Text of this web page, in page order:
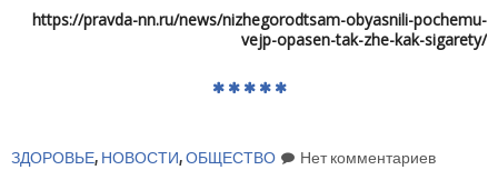
https://pravda-nn.ru/news/nizhegorodtsam-obyasnili-pochemu-
vejp-opasen-tak-zhe-kak-sigarety/
ЗДОРОВЬЕ, НОВОСТИ,ОБЩЕСТВО Нет комментариев